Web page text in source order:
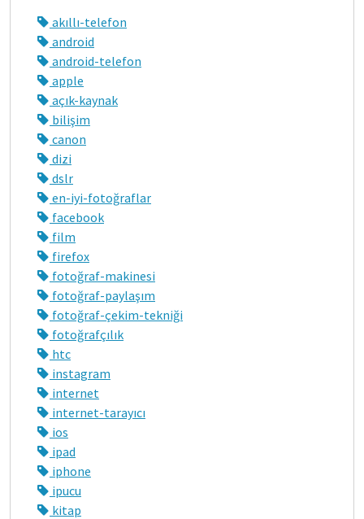
akıllı-telefon
android
android-telefon
apple
açık-kaynak
bilişim
canon
dizi
dslr
en-iyi-fotoğraflar
facebook
film
firefox
fotoğraf-makinesi
fotoğraf-paylaşım
fotoğraf-çekim-tekniği
fotoğrafçılık
htc
instagram
internet
internet-tarayıcı
ios
ipad
iphone
ipucu
kitap